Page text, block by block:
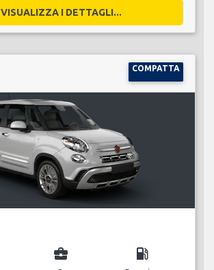
VISUALIZZA I DETTAGLI...
COMPATTA
business_center local_gas_station